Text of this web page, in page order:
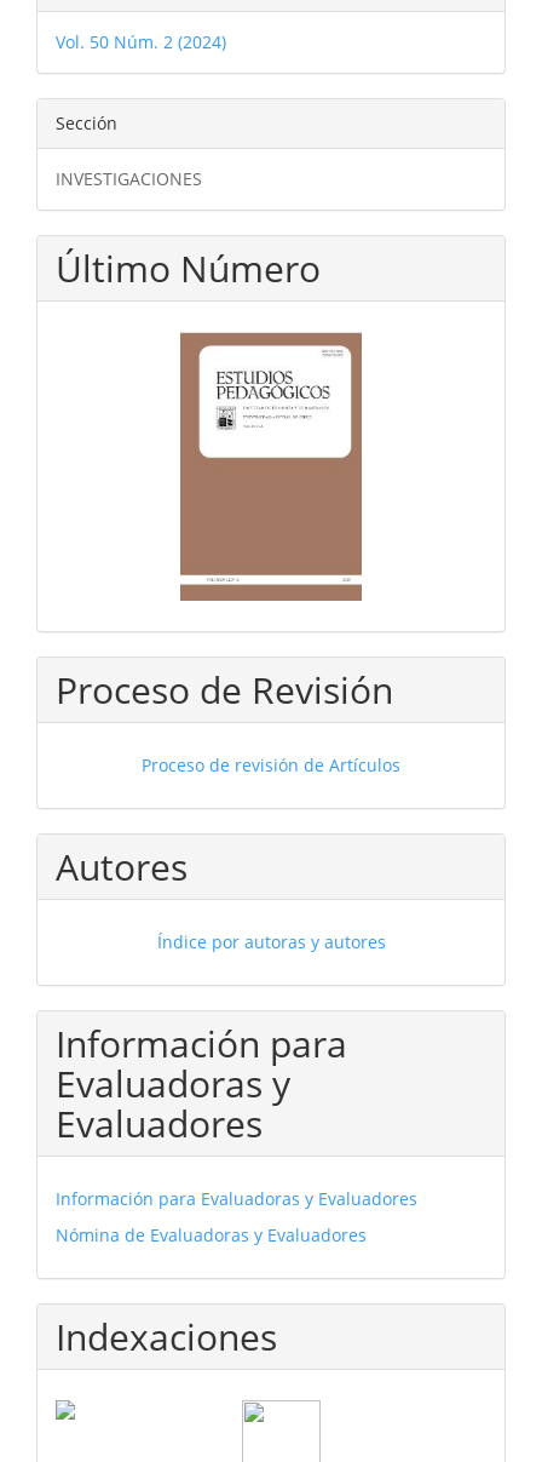
Vol. 50 Núm. 2 (2024)
Sección
INVESTIGACIONES
Último Número
Proceso de Revisión
Proceso de revisión de Artículos
Autores
Índice por autoras y autores
Información para
Evaluadoras y
Evaluadores
Información para Evaluadoras y Evaluadores
Nómina de Evaluadoras y Evaluadores
Indexaciones